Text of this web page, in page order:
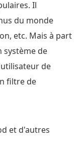
Il
du monde
etc. Mais à part
système de
de
filtre de
et d'autres